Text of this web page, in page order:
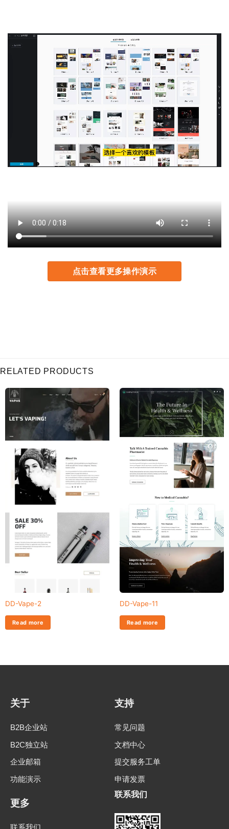
点击查看更多操作演示
RELATED PRODUCTS
DD-Vape-2
Read more
DD-Vape-11
Read more
关于
B2B企业站
B2C独立站
企业邮箱
功能演示
支持
常见问题
文档中心
提交服务工单
申请发票
更多
联系我们
联系我们